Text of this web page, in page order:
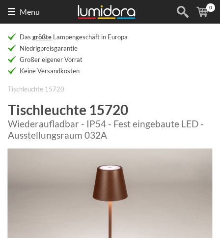
Menu (
0
Das größte Lampengeschäft in Europa
Niedrigpreisgarantie
Großer eigener Vorrat
Keine Versandkosten
Tischleuchte 15720
Tischleuchte 15720
Wiederaufladbar - IP54 - Fest eingebaute LED -
Ausstellungsraum 032A